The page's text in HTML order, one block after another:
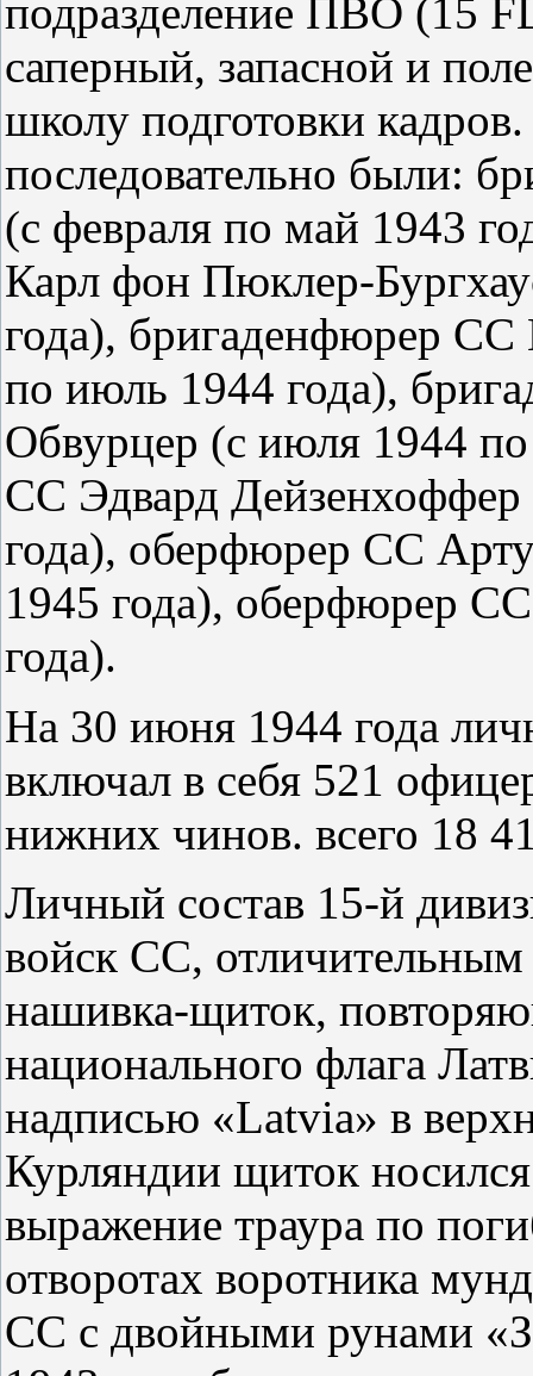
подразделение ПВО (15
саперный, запасной и
школу подготовки
последовательно были:
(с февраля по май 1943
Карл фон Пюклер-
года), бригаденфюрер СС
по июль 1944 года),
Обвурцер (с июля 1944
СС Эдвард Дейзенхоффер
года), оберфюрер СС
1945 года), оберфюрер
года).
На 30 июня 1944 года
включал в себя 521
нижних чинов. всего 18
Личный состав 15-й
войск СС, отличительным
нашивка-щиток,
национального флага
надписью «Latvia» в
Курляндии щиток
выражение траура по
отворотах воротника
СС с двойными рунами